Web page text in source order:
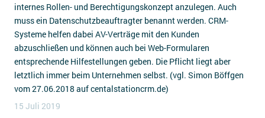
internes Rollen- und Berechtigungskonzept anzulegen. Auch
muss ein Datenschutzbeauftragter benannt werden. CRM-
Systeme helfen dabei AV-Verträge mit den Kunden
abzuschließen und können auch bei Web-Formularen
entsprechende Hilfestellungen geben. Die Pflicht liegt aber
letztlich immer beim Unternehmen selbst. (vgl. Simon Böffgen
vom 27.06.2018 auf centalstationcrm.de)
15 Juli 2019